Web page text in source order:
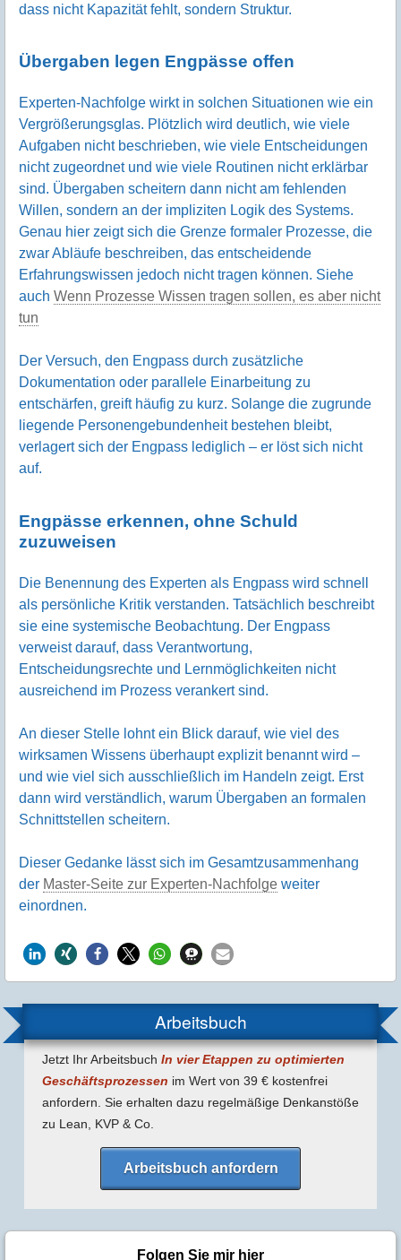
dass nicht Kapazität fehlt, sondern Struktur.
Übergaben legen Engpässe offen
Experten-Nachfolge wirkt in solchen Situationen wie ein
Vergrößerungsglas. Plötzlich wird deutlich, wie viele
Aufgaben nicht beschrieben, wie viele Entscheidungen
nicht zugeordnet und wie viele Routinen nicht erklärbar
sind. Übergaben scheitern dann nicht am fehlenden
Willen, sondern an der impliziten Logik des Systems.
Genau hier zeigt sich die Grenze formaler Prozesse, die
zwar Abläufe beschreiben, das entscheidende
Erfahrungswissen jedoch nicht tragen können. Siehe
auch Wenn Prozesse Wissen tragen sollen, es aber nicht
tun
Der Versuch, den Engpass durch zusätzliche
Dokumentation oder parallele Einarbeitung zu
entschärfen, greift häufig zu kurz. Solange die zugrunde
liegende Personengebundenheit bestehen bleibt,
verlagert sich der Engpass lediglich – er löst sich nicht
auf.
Engpässe erkennen, ohne Schuld
zuzuweisen
Die Benennung des Experten als Engpass wird schnell
als persönliche Kritik verstanden. Tatsächlich beschreibt
sie eine systemische Beobachtung. Der Engpass
verweist darauf, dass Verantwortung,
Entscheidungsrechte und Lernmöglichkeiten nicht
ausreichend im Prozess verankert sind.
An dieser Stelle lohnt ein Blick darauf, wie viel des
wirksamen Wissens überhaupt explizit benannt wird –
und wie viel sich ausschließlich im Handeln zeigt. Erst
dann wird verständlich, warum Übergaben an formalen
Schnittstellen scheitern.
Dieser Gedanke lässt sich im Gesamtzusammenhang
der Master-Seite zur Experten-Nachfolge weiter
einordnen.
Arbeitsbuch
Jetzt Ihr Arbeitsbuch In vier Etappen zu optimierten
Geschäfts­prozessen im Wert von 39 € kostenfrei
anfordern. Sie erhalten dazu regel­mäßige Denk­anstöße
zu Lean, KVP & Co.
Arbeitsbuch anfordern
Folgen Sie mir hier